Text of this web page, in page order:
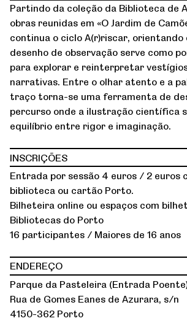
Partindo da coleção da Biblioteca de
obras reunidas em «O Jardim de
continua o ciclo A(r)riscar, orientando
desenho de observação serve como
para explorar e reinterpretar
narrativas. Entre o olhar atento e a
traço torna-se uma ferramenta de
percurso onde a ilustração científica
equilíbrio entre rigor e imaginação.
INSCRIÇÕES
Entrada por sessão 4 euros / 2 euros
biblioteca ou cartão Porto.
Bilheteira online ou espaços com
Bibliotecas do Porto
16 participantes / Maiores de 16 anos
ENDEREÇO
Parque da Pasteleira (Entrada
Rua de Gomes Eanes de Azurara, s/n
4150-362 Porto